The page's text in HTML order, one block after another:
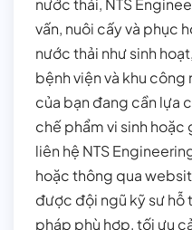
nước thải, NTS
vấn, nuôi cấy và phục
nước thải như sinh
bệnh viện và khu
của bạn đang cần lựa
chế phẩm vi sinh hoặc
liên hệ NTS
hoặc thông qua
được đội ngũ kỹ sư hỗ
pháp phù hợp, tối ưu